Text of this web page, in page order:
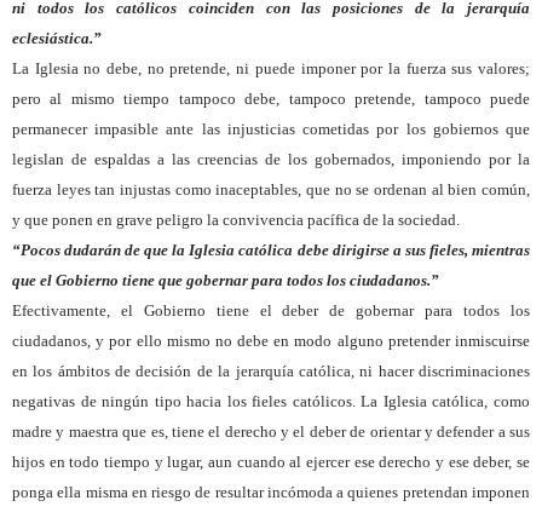
ni todos los católicos coinciden con las posiciones de la jerarquía
eclesiástica.”
La Iglesia no debe, no pretende, ni puede imponer por la fuerza sus valores;
pero al mismo tiempo tampoco debe, tampoco pretende, tampoco puede
permanecer impasible ante las injusticias cometidas por los gobiernos que
legislan de espaldas a las creencias de los gobernados, imponiendo por la
fuerza leyes tan injustas como inaceptables, que no se ordenan al bien común,
y que ponen en grave peligro la convivencia pacífica de la sociedad.
“Pocos dudarán de que la Iglesia católica debe dirigirse a sus fieles, mientras
que el Gobierno tiene que gobernar para todos los ciudadanos.”
Efectivamente, el Gobierno tiene el deber de gobernar para todos los
ciudadanos, y por ello mismo no debe en modo alguno pretender inmiscuirse
en los ámbitos de decisión de la jerarquía católica, ni hacer discriminaciones
negativas de ningún tipo hacia los fieles católicos. La Iglesia católica, como
madre y maestra que es, tiene el derecho y el deber de orientar y defender a sus
hijos en todo tiempo y lugar, aun cuando al ejercer ese derecho y ese deber, se
ponga ella misma en riesgo de resultar incómoda a quienes pretendan imponen